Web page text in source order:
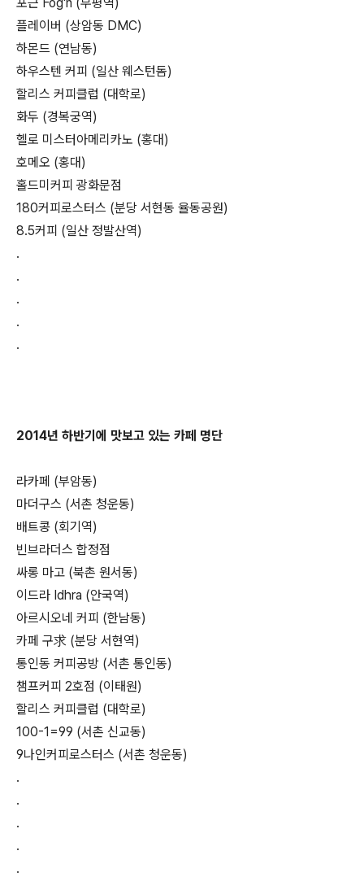
플레이버 (상암동 DMC)
하몬드 (연남동)
하우스텐 커피 (일산 웨스턴돔)
할리스 커피클럽 (대학로)
화두 (경복궁역)
헬로 미스터아메리카노 (홍대)
호메오 (홍대)
홀드미커피 광화문점
180커피로스터스 (분당 서현동 율동공원)
8.5커피 (일산 정발산역)
.
.
.
.
.
2014년 하반기에 맛보고 있는 카페 명단
라카페 (부암동)
마더구스 (서촌 청운동)
배트콩 (회기역)
빈브라더스 합정점
싸롱 마고 (북촌 원서동)
이드라 Idhra (안국역)
아르시오네 커피 (한남동)
카페 구求 (분당 서현역)
통인동 커피공방 (서촌 통인동)
챔프커피 2호점 (이태원)
할리스 커피클럽 (대학로)
100-1=99 (서촌 신교동)
9나인커피로스터스 (서촌 청운동)
.
.
.
.
.